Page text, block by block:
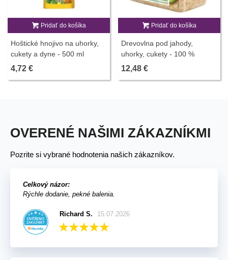
Pridať do košíka
Hoštické hnojivo na uhorky,
cukety a dyne - 500 ml
4,72 €
Pridať do košíka
Drevovlna pod jahody,
uhorky, cukety - 100 %
prírodný produkt - 850 g
12,48 €
OVERENÉ NAŠIMI ZÁKAZNÍKMI
Pozrite si vybrané hodnotenia našich zákazníkov.
Celkový názor:
Rýchle dodanie, pekné balenia.
Richard S. 15.07.2026